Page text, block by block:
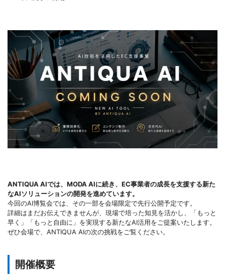
ANTIQUA AIでは、MODA AIに続き、EC事業者の成長を支援する新た
なAIソリューションの開発を進めています。
今回のAI博覧会では、その一部を会場限定で先行公開予定です。
詳細はまだお伝えできませんが、現場で培った知見を活かし、「もっと
早く」「もっと自由に」を実現する新たなAI活用をご提案いたします。
ぜひ会場で、ANTIQUA AIの次の挑戦をご覧ください。
開催概要